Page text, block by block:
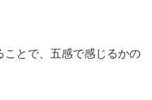
とで、五感で感じるかの